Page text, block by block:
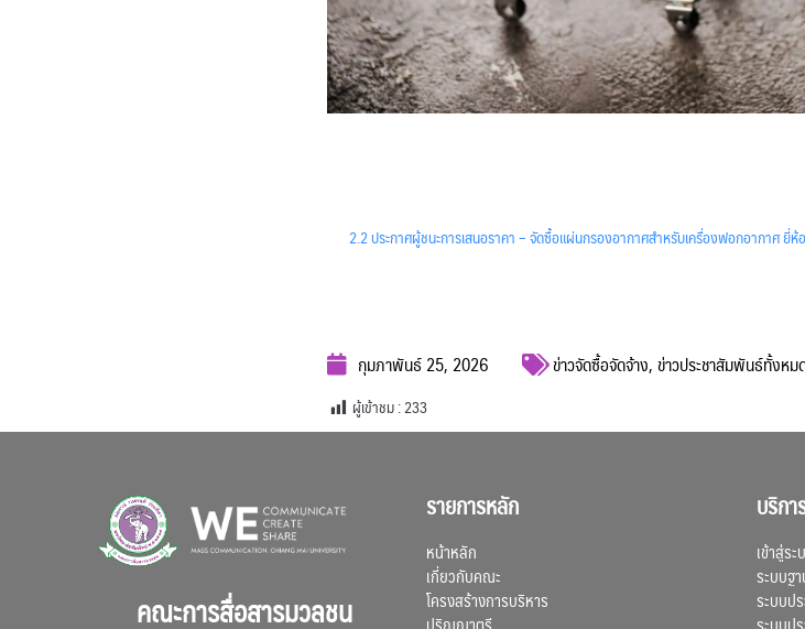
2.2 ประกาศผู้ชนะการเสนอราคา – จัดซื้อแผ่นกรองอากาศสำหรับเครื่องฟอกอากาศ ยี่
กุมภาพันธ์ 25, 2026 ข่าวจัดซื้อจัดจ้าง,ข่าวประชาสัมพันธ์ทั้งหม
ผู้เข้าชม :233
คณะการสื่อสารมวลชน
รายการหลัก
หน้าหลัก
เกี่ยวกับคณะ
โครงสร้างการบริหาร
บริก
เข้าสู่ร
ระบบฐ
ระบบป